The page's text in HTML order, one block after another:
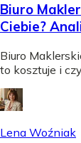
Biuro
Ciebie?
Biuro
to kosztuje i
Lena Woźniak